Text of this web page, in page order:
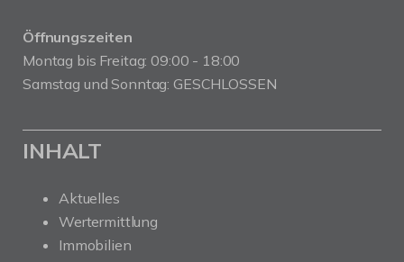
Öffnungszeiten
Montag bis Freitag: 09:00 - 18:00
Samstag und Sonntag: GESCHLOSSEN
INHALT
Aktuelles
Wertermittlung
Immobilien